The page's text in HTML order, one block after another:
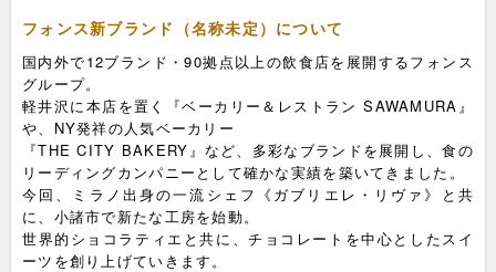
フォンス新ブランド（名称未定）について
国内外で12ブランド・90拠点以上の飲食店を展開するフォンス
グループ。
軽井沢に本店を置く『ベーカリー＆レストラン SAWAMURA』
や、NY発祥の人気ベーカリー
『THE CITY BAKERY』など、多彩なブランドを展開し、食の
リーディングカンパニーとして確かな実績を築いてきました。
今回、ミラノ出身の一流シェフ《ガブリエレ・リヴァ》と共
に、小諸市で新たな工房を始動。
世界的ショコラティエと共に、チョコレートを中心としたスイ
ーツを創り上げていきます。